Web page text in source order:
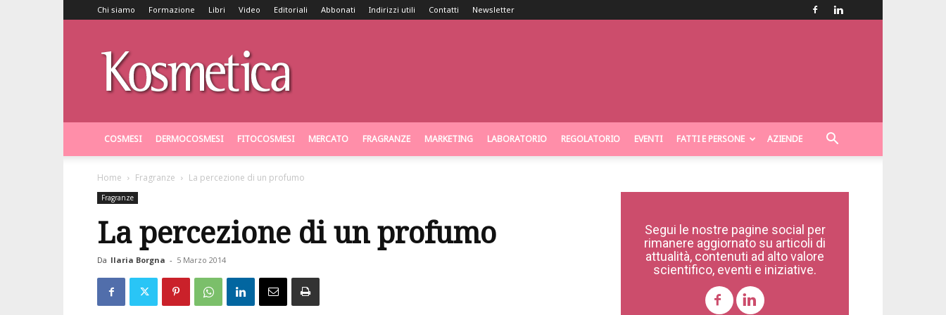
Chi siamo Formazione Libri Video Editoriali Abbonati Indirizzi utili Contatti Newsletter
COSMESI DERMOCOSMESI FITOCOSMESI MERCATO FRAGRANZE MARKETING LABORATORIO REGOLATORIO EVENTI FATTI E PERSONE AZIENDE
Home Fragranze La percezione di un profumo
Fragranze
La percezione di un profumo
Da Ilaria Borgna - 5 Marzo 2014
Segui le nostre pagine social per
rimanere aggiornato su articoli di
attualità, contenuti ad alto valore
scientifico, eventi e iniziative.